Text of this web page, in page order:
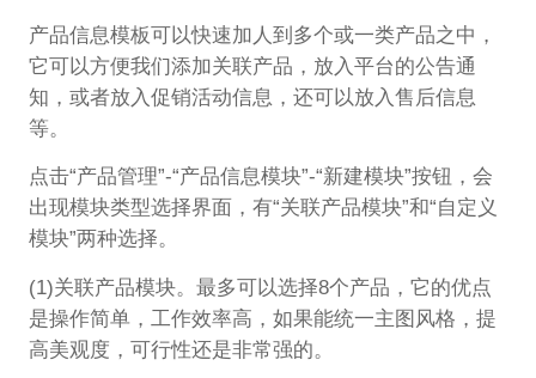
产品信息模板可以快速加人到多个或一类产品之中，
它可以方便我们添加关联产品，放入平台的公告通
知，或者放入促销活动信息，还可以放入售后信息
等。
点击“产品管理”-“产品信息模块”-“新建模块”按钮，会
出现模块类型选择界面，有“关联产品模块”和“自定义
模块”两种选择。
(1)关联产品模块。最多可以选择8个产品，它的优点
是操作简单，工作效率高，如果能统一主图风格，提
高美观度，可行性还是非常强的。